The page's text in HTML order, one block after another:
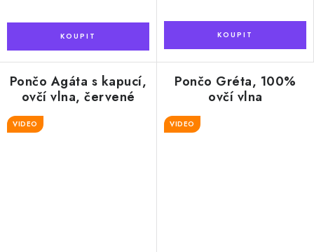
Pončo Agáta s kapucí,
ovčí vlna, červené
VIDEO
Pončo Gréta, 100%
ovčí vlna
VIDEO